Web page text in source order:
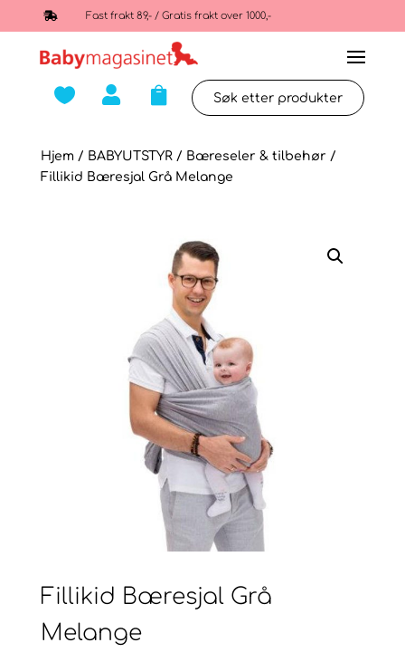
 Fast frakt 89,- / Gratis frakt over 1000,-
  
Hjem/ BABYUTSTYR/ Bæreseler & tilbehør /
Fillikid Bæresjal Grå Melange
Fillikid Bæresjal Grå
Melange